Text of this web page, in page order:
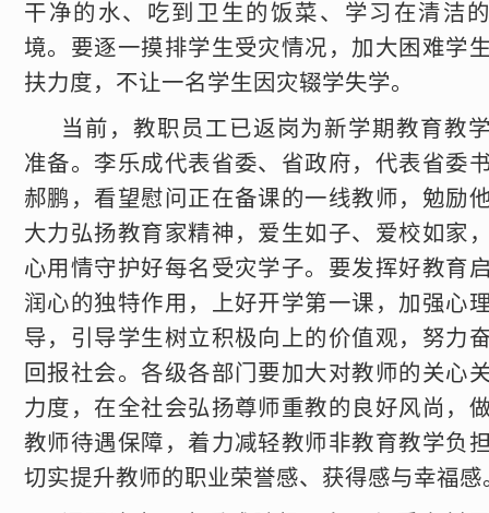
干净的水、吃到卫生的饭菜、学习在清洁
境。要逐一摸排学生受灾情况，加大困难学
扶力度，不让一名学生因灾辍学失学。
当前，教职员工已返岗为新学期教育教
准备。李乐成代表省委、省政府，代表省委
郝鹏，看望慰问正在备课的一线教师，勉励
大力弘扬教育家精神，爱生如子、爱校如家
心用情守护好每名受灾学子。要发挥好教育
润心的独特作用，上好开学第一课，加强心
导，引导学生树立积极向上的价值观，努力
回报社会。各级各部门要加大对教师的关心
力度，在全社会弘扬尊师重教的良好风尚，
教师待遇保障，着力减轻教师非教育教学负
切实提升教师的职业荣誉感、获得感与幸福感